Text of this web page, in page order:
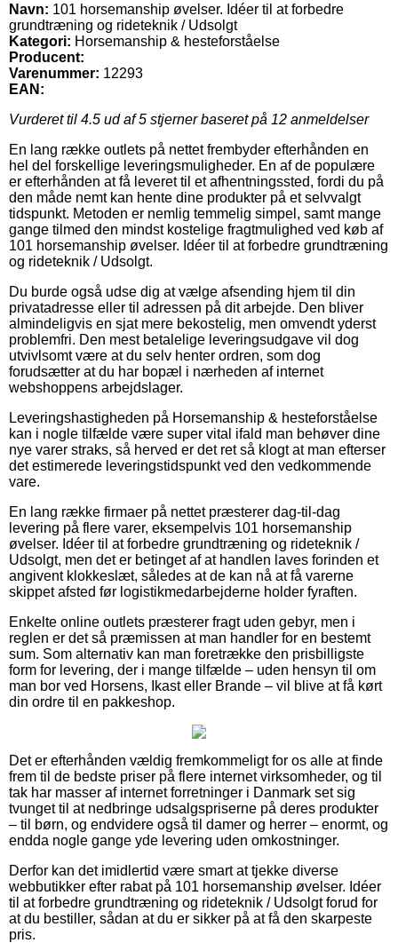
Navn: 101 horsemanship øvelser. Idéer til at forbedre
grundtræning og rideteknik / Udsolgt
Kategori: Horsemanship & hesteforståelse
Producent:
Varenummer: 12293
EAN:
Vurderet til 4.5 ud af 5 stjerner baseret på 12 anmeldelser
En lang række outlets på nettet frembyder efterhånden en
hel del forskellige leveringsmuligheder. En af de populære
er efterhånden at få leveret til et afhentningssted, fordi du på
den måde nemt kan hente dine produkter på et selvvalgt
tidspunkt. Metoden er nemlig temmelig simpel, samt mange
gange tilmed den mindst kostelige fragtmulighed ved køb af
101 horsemanship øvelser. Idéer til at forbedre grundtræning
og rideteknik / Udsolgt.
Du burde også udse dig at vælge afsending hjem til din
privatadresse eller til adressen på dit arbejde. Den bliver
almindeligvis en sjat mere bekostelig, men omvendt yderst
problemfri. Den mest betalelige leveringsudgave vil dog
utvivlsomt være at du selv henter ordren, som dog
forudsætter at du har bopæl i nærheden af internet
webshoppens arbejdslager.
Leveringshastigheden på Horsemanship & hesteforståelse
kan i nogle tilfælde være super vital ifald man behøver dine
nye varer straks, så herved er det ret så klogt at man efterser
det estimerede leveringstidspunkt ved den vedkommende
vare.
En lang række firmaer på nettet præsterer dag-til-dag
levering på flere varer, eksempelvis 101 horsemanship
øvelser. Idéer til at forbedre grundtræning og rideteknik /
Udsolgt, men det er betinget af at handlen laves forinden et
angivent klokkeslæt, således at de kan nå at få varerne
skippet afsted før logistikmedarbejderne holder fyraften.
Enkelte online outlets præsterer fragt uden gebyr, men i
reglen er det så præmissen at man handler for en bestemt
sum. Som alternativ kan man foretrække den prisbilligste
form for levering, der i mange tilfælde – uden hensyn til om
man bor ved Horsens, Ikast eller Brande – vil blive at få kørt
din ordre til en pakkeshop.
Det er efterhånden vældig fremkommeligt for os alle at finde
frem til de bedste priser på flere internet virksomheder, og til
tak har masser af internet forretninger i Danmark set sig
tvunget til at nedbringe udsalgspriserne på deres produkter
– til børn, og endvidere også til damer og herrer – enormt, og
endda nogle gange yde levering uden omkostninger.
Derfor kan det imidlertid være smart at tjekke diverse
webbutikker efter rabat på 101 horsemanship øvelser. Idéer
til at forbedre grundtræning og rideteknik / Udsolgt forud for
at du bestiller, sådan at du er sikker på at få den skarpeste
pris.